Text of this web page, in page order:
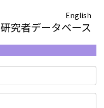
English
研究者データベース